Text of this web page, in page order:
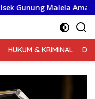
Pria Bawa Sabu
HUKUM & KRIMINAL